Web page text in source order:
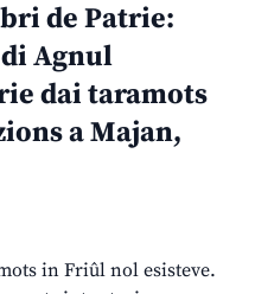
de Patrie:
Agnul
dai taramots
a Majan,
in Friûl nol esisteve.